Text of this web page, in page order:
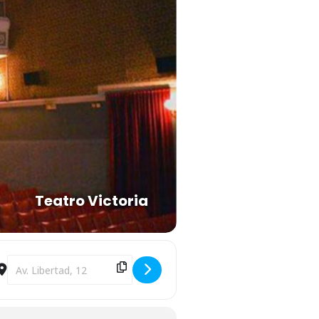
Teatro Victoria
Destination Address - Parejas imperfectas [AKag7ObUV]